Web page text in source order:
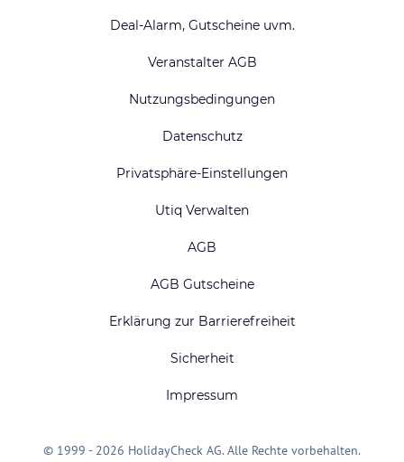
Deal-Alarm, Gutscheine uvm.
Veranstalter AGB
Nutzungsbedingungen
Datenschutz
Privatsphäre-Einstellungen
Utiq Verwalten
AGB
AGB Gutscheine
Erklärung zur Barrierefreiheit
Sicherheit
Impressum
© 1999 - 2026 HolidayCheck AG. Alle Rechte vorbehalten.